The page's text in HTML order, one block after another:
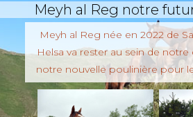
Meyh al Reg notre
Meyh al Reg née en 2022 de
Helsa va rester au sein de notre
notre nouvelle poulinière pour